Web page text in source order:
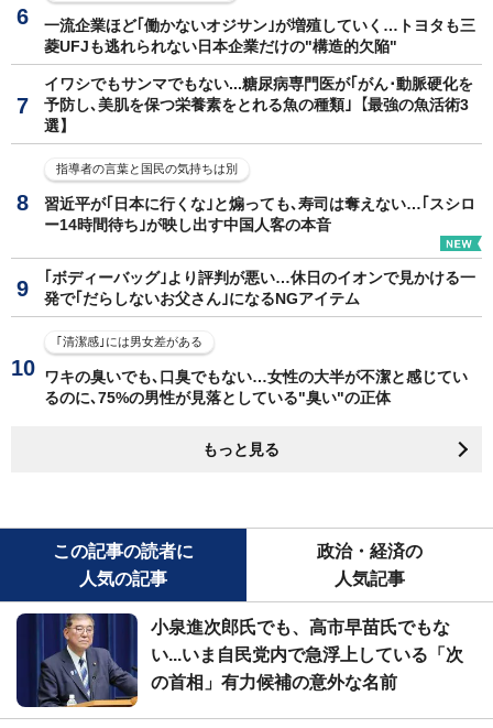
一流企業ほど｢働かないオジサン｣が増殖していく…トヨタも三
菱UFJも逃れられない日本企業だけの"構造的欠陥"
イワシでもサンマでもない...糖尿病専門医が｢がん･動脈硬化を
予防し､美肌を保つ栄養素をとれる魚の種類｣【最強の魚活術3
選】
指導者の言葉と国民の気持ちは別
習近平が｢日本に行くな｣と煽っても､寿司は奪えない…｢スシロ
ー14時間待ち｣が映し出す中国人客の本音
｢ボディーバッグ｣より評判が悪い…休日のイオンで見かける一
発で｢だらしないお父さん｣になるNGアイテム
｢清潔感｣には男女差がある
ワキの臭いでも､口臭でもない…女性の大半が不潔と感じてい
るのに､75%の男性が見落としている"臭い"の正体
もっと見る
この記事の読者に
人気の記事
政治・経済の
人気記事
小泉進次郎氏でも、高市早苗氏でもな
い...いま自民党内で急浮上している「次
の首相」有力候補の意外な名前